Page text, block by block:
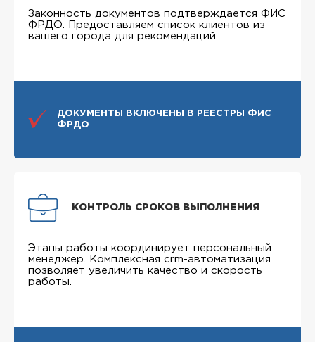
Законность документов подтверждается ФИС
ФРДО. Предоставляем список клиентов из
вашего города для рекомендаций.
ДОКУМЕНТЫ ВКЛЮЧЕНЫ В РЕЕСТРЫ ФИС
ФРДО
КОНТРОЛЬ СРОКОВ ВЫПОЛНЕНИЯ
Этапы работы координирует персональный
менеджер. Комплексная crm-автоматизация
позволяет увеличить качество и скорость
работы.